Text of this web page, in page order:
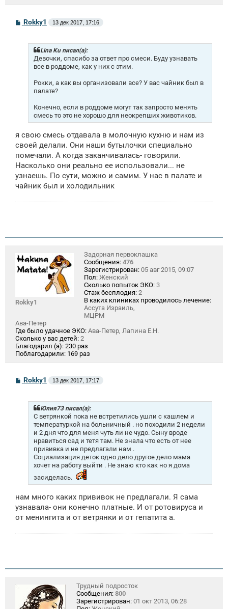
С
о
Rokky1 13 дек 2017, 17:16
Lina Ku писал(а):
Девочки, спасибо за ответ про смеси. Буду узнавать
все в роддоме, как у них с этим.
Рокки, а как вы организовали все? У вас чайник был в
палате?
Конечно, если в роддоме могут так запросто менять
смесь то это не хорошо для неокрепших животиков.
я свою смесь отдавала в молочную кухню и нам из
своей делали. Они наши бутылочки специально
помечали. А когда заканчивалась- говорили.
Насколько они реально ее использовали... не
узнаешь. По сути, можно и самим. У нас в палате и
чайник был и холодильник
Rokky1
Задорная первоклашка
Сообщения: 476
Зарегистрирован: 05 авг 2015, 09:07
Пол: Женский
Сколько попыток ЭКО: 3
Стаж бесплодия: 2
В каких клиниках проводилось лечение:
Ассута Израиль,
МЦРМ
Ава-Петер
Где было удачное ЭКО: Ава-Петер, Лапина Е.Н.
Сколько у вас детей: 2
Благодарил (а): 230 раз
Поблагодарили: 169 раз
СRokky1 13 дек 2017, 17:17
Юлия73 писал(а):
С ветрянкой пока не встретились ушли с кашлем и
температуркой на больничный . но походили 2 недели
и 2 дня что для меня чуть ли не чудо. Сыну вроде
нравиться сад и тетя там. Не знала что есть от нее
прививка и не предлагали нам .
Социализация деток одно дело другое дело мама
хочет на работу выйти . Не знаю кто как но я дома
засиделась.
нам много каких прививок не предлагали. Я сама
узнавала- они конечно платные. И от ротовируса и
от менингита и от ветрянки и от гепатита а.
Трудный подросток
Сообщения: 800
Зарегистрирован: 01 окт 2013, 06:28